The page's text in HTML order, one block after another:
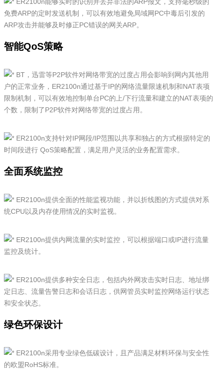
免费ARP的定时发送机制，可以有效地避免局域网PC中毒后引发的
ARP攻击并能够及时修正PC错误的网关ARP。
智能QoS策略
BT，迅雷等P2P软件对网络带宽的过度占用会影响到网内其他用
户的正常业务，ER2100n通过基于IP的网络流量限速机制和NAT表项
限制机制，可以有效地控制单台PC的上/下行流量和建立的NAT表项的
个数，限制了P2P软件对网络带宽的过度占用。
ER2100n支持针对IP网段/IP范围以共享和独占的方式根据特定的
时间段进行 QoS策略配置，满足用户灵活的业务配置需求。
全面系统监控
ER2100n提供全面的性能监视功能，并以折线图的方式提供对系
统CPU以及内存使用情况的实时监视。
ER2100n提供内网流量的实时监控，可以根据端口或IP进行流量
监控及统计。
ER2100n提供多种安全日志，包括内外网攻击实时日志、地址绑
定日志、流量告警日志和会话日志，供网管员实时监控网络运行状态
和安全状态。
绿色环保设计
ER2100n采用专业绿色低碳设计，且产品满足材料环保与安全性
的欧盟RoHS标准。